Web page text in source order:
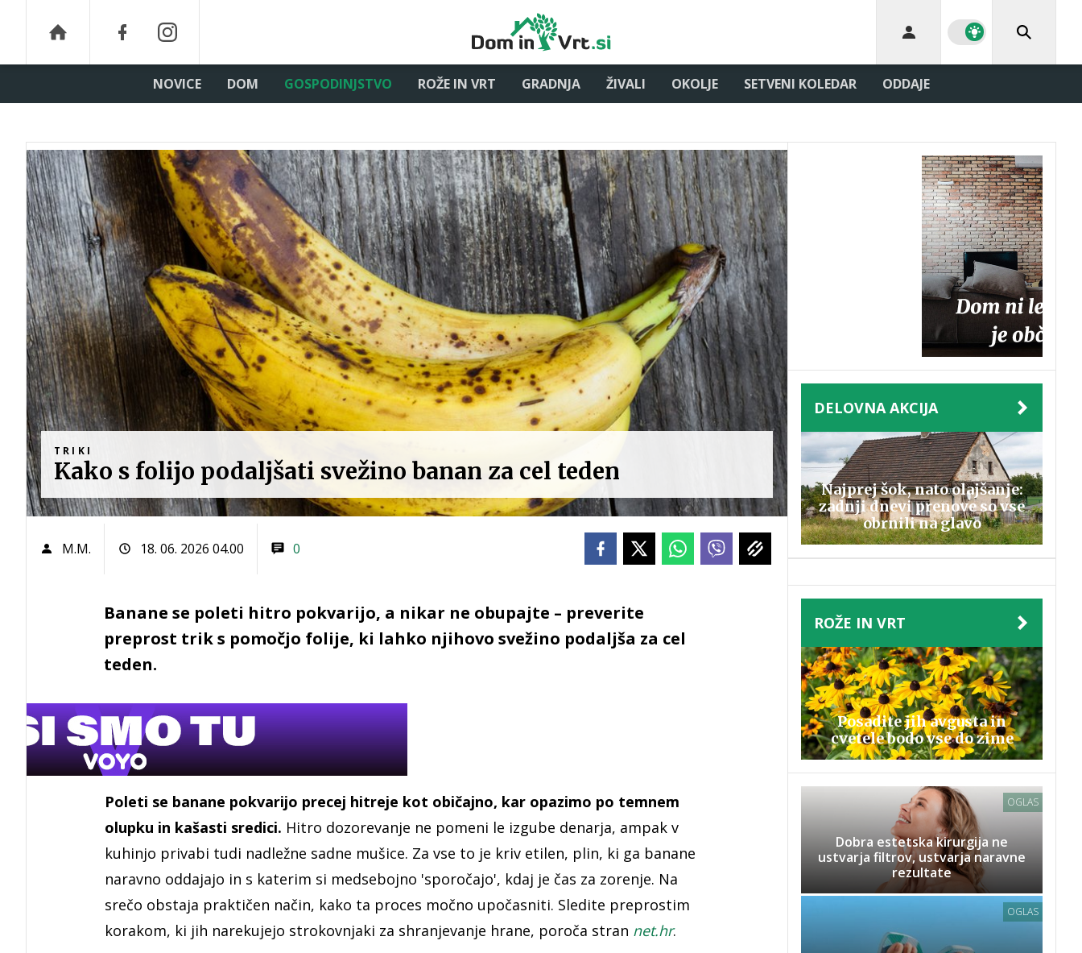
NOVICE DOM GOSPODINJSTVO ROŽE IN VRT GRADNJA ŽIVALI OKOLJE SETVENI KOLEDAR ODDAJE
TRIKI
Kako s folijo podaljšati svežino banan za cel teden
M.M. 18. 06. 2026 04.00 0
Banane se poleti hitro pokvarijo, a nikar ne obupajte – preverite
preprost trik s pomočjo folije, ki lahko njihovo svežino podaljša za cel
teden.
Poleti se banane pokvarijo precej hitreje kot običajno, kar opazimo po temnem
olupku in kašasti sredici. Hitro dozorevanje ne pomeni le izgube denarja, ampak v
kuhinjo privabi tudi nadležne sadne mušice. Za vse to je kriv etilen, plin, ki ga banane
naravno oddajajo in s katerim si medsebojno 'sporočajo', kdaj je čas za zorenje. Na
srečo obstaja praktičen način, kako ta proces močno upočasniti. Sledite preprostim
korakom, ki jih narekujejo strokovnjaki za shranjevanje hrane, poroča stran net.hr.
DELOVNA AKCIJA
Najprej šok, nato olajšanje:
zadnji dnevi prenove so vse
obrnili na glavo
ROŽE IN VRT
Posadite jih avgusta in
cvetele bodo vse do zime
OGLAS
Dobra estetska kirurgija ne
ustvarja filtrov, ustvarja naravne
rezultate
OGLAS